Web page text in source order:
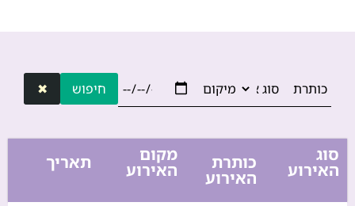
חיפוש ✖
סוג
האירוע כותרת
האירוע
מקום
האירוע תאריך